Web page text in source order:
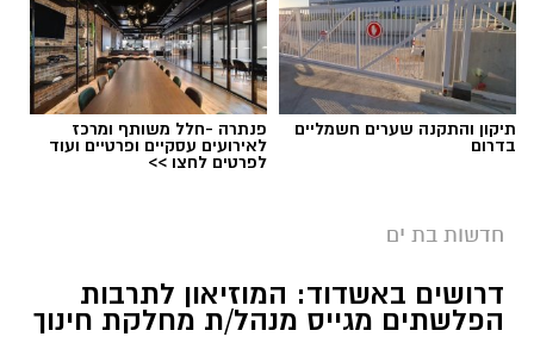
תיקון והתקנה שערים חשמליים
בדרום
פנתרה -חלל משותף ומרכז
לאירועים עסקיים ופרטיים ועוד
לפרטים לחצו >>
חדשות בת ים
דרושים באשדוד: המוזיאון לתרבות
הפלשתים מגייס מנהל/ת מחלקת חינוך